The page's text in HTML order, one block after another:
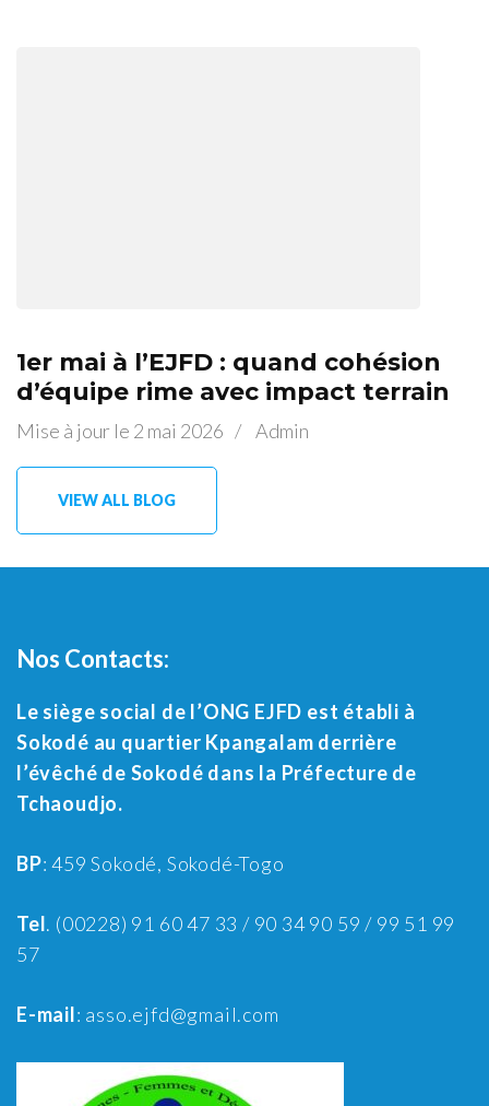
1er mai à l’EJFD : quand cohésion
d’équipe rime avec impact terrain
Mise à jour le 2 mai 2026 / Admin
VIEW ALL BLOG
Nos Contacts:
Le siège social de l’ONG EJFD est établi à
Sokodé au quartier Kpangalam derrière
l’évêché de Sokodé dans la Préfecture de
Tchaoudjo.
BP: 459 Sokodé, Sokodé-Togo
Tel. (00228) 91 60 47 33 / 90 34 90 59 / 99 51 99
57
E-mail: asso.ejfd@gmail.com